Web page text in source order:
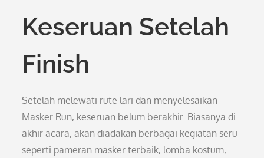
Keseruan Setelah
Finish
Setelah melewati rute lari dan menyelesaikan
Masker Run, keseruan belum berakhir. Biasanya di
akhir acara, akan diadakan berbagai kegiatan seru
seperti pameran masker terbaik, lomba kostum,